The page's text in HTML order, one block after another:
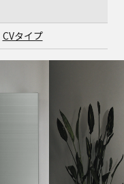
CVタイプ